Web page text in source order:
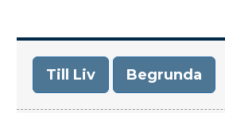
Till Liv Begrunda